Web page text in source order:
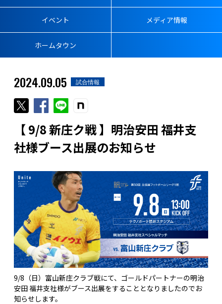
イベント メディア情報
ホームタウン
2024.09.05 試合情報
【 9/8 新庄ク戦 】明治安田 福井支
社様ブース出展のお知らせ
9/8（日）富山新庄クラブ戦にて、ゴールドパートナーの明治
安田 福井支社様がブース出展をすることとなりましたのでお
知らせします。